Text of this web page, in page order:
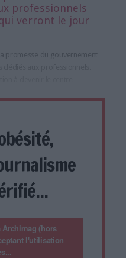
professionnels
verront le jour
promesse du gouvernement
Archimag (hors
l'utilisation